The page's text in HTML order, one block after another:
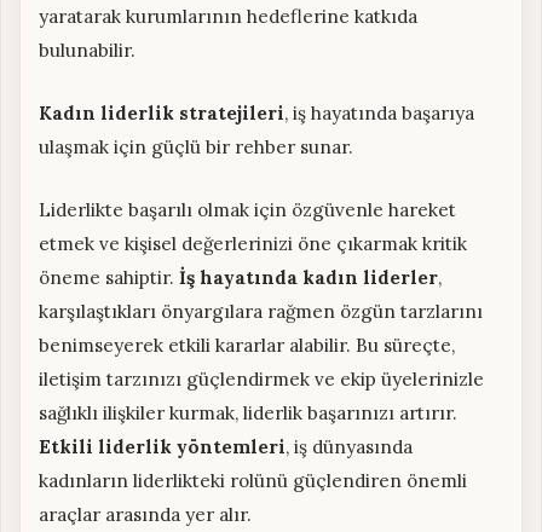
yaratarak kurumlarının hedeflerine katkıda
bulunabilir.
Kadın liderlik stratejileri, iş hayatında başarıya
ulaşmak için güçlü bir rehber sunar.
Liderlikte başarılı olmak için özgüvenle hareket
etmek ve kişisel değerlerinizi öne çıkarmak kritik
öneme sahiptir. İş hayatında kadın liderler,
karşılaştıkları önyargılara rağmen özgün tarzlarını
benimseyerek etkili kararlar alabilir. Bu süreçte,
iletişim tarzınızı güçlendirmek ve ekip üyelerinizle
sağlıklı ilişkiler kurmak, liderlik başarınızı artırır.
Etkili liderlik yöntemleri, iş dünyasında
kadınların liderlikteki rolünü güçlendiren önemli
araçlar arasında yer alır.